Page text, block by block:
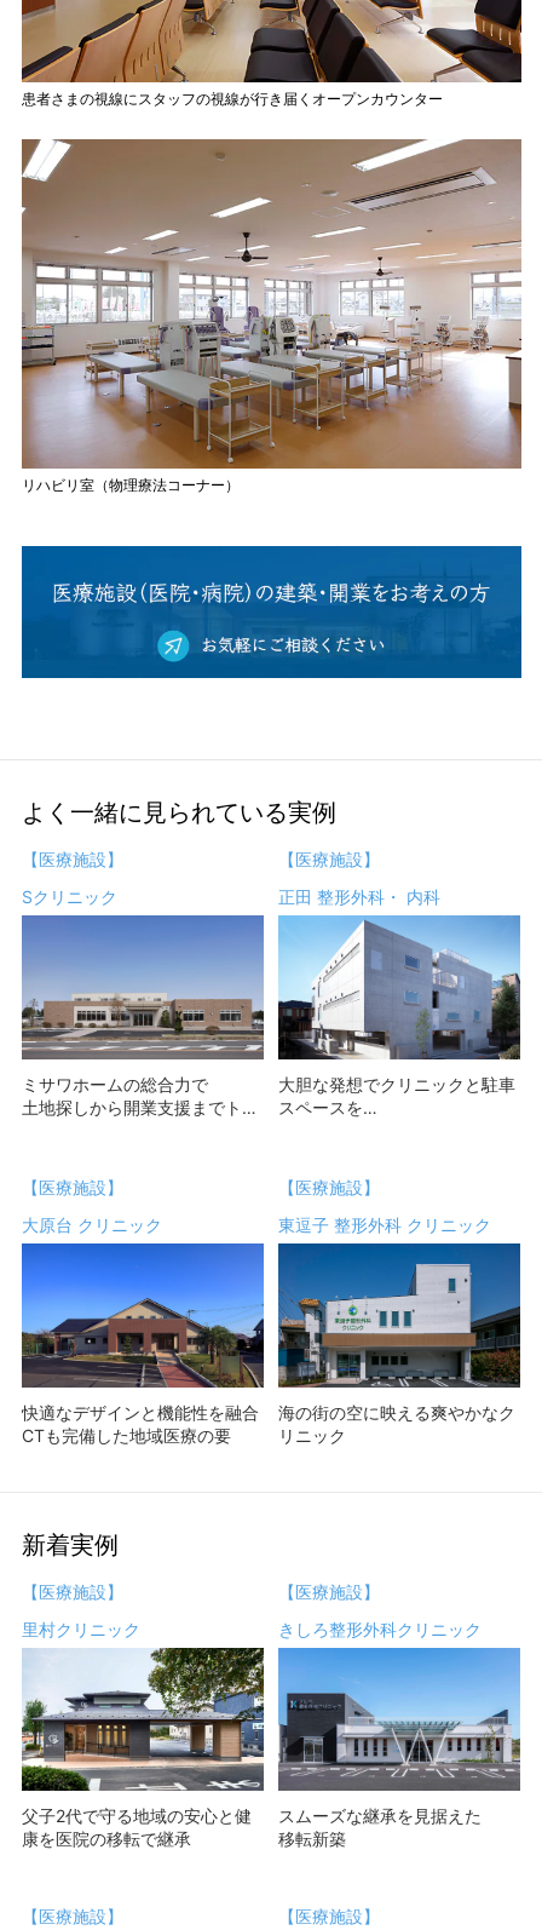
患者さまの視線にスタッフの視線が行き届くオープンカウンター
リハビリ室（物理療法コーナー）
よく一緒に見られている実例
【医療施設】
Sクリニック
ミサワホームの総合力で
土地探しから開業支援までトー
【医療施設】
正田 整形外科・ 内科
大胆な発想でクリニックと駐車
スペースを
【医療施設】
大原台 クリニック
快適なデザインと機能性を融合
CTも完備した地域医療の要
【医療施設】
東逗子 整形外科 クリニック
海の街の空に映える爽やかなク
リニック
新着実例
【医療施設】
里村クリニック
父子2代で守る地域の安心と健
康を医院の移転で継承
【医療施設】
きしろ整形外科クリニック
スムーズな継承を見据えた
移転新築
【医療施設】
【医療施設】